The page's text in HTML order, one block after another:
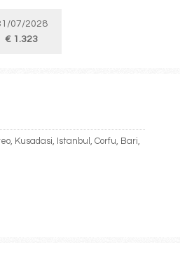
07/2028
€ 1.323
Kusadasi, Istanbul, Corfu, Bari,